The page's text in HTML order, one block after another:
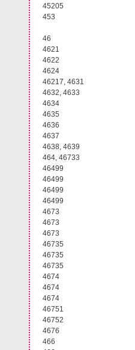
45205
453
46
4621
4622
4624
46217, 4631
4632, 4633
4634
4635
4636
4637
4638, 4639
464, 46733
46499
46499
46499
46499
4673
4673
4673
46735
46735
46735
4674
4674
4674
46751
46752
4676
466